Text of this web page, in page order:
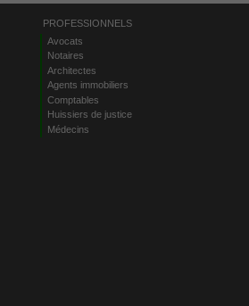
PROFESSIONNELS
Avocats
Notaires
Architectes
Agents immobiliers
Comptables
Huissiers de justice
Médecins